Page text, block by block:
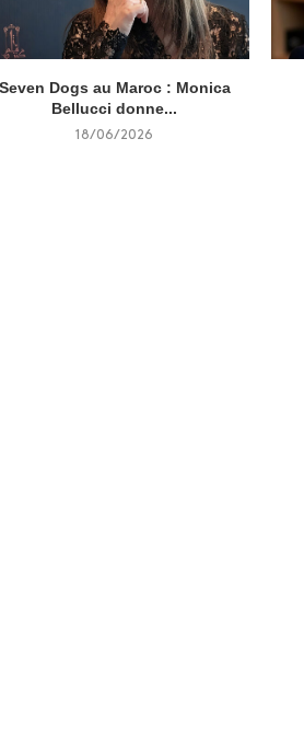
Seven Dogs au Maroc : Monica
Bellucci donne...
18/06/2026